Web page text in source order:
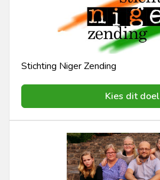
Stichting Niger Zending
Kies dit doel